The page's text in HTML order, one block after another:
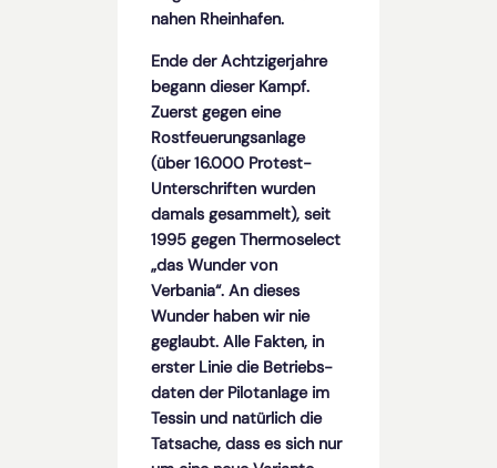
nahen Rheinhafen.
Ende der Achtzigerjahre
begann dieser Kampf.
Zuerst gegen eine
Rostfeuerungs­anlage
(über 16.000 Protest-
Unterschriften wurden
damals gesammelt), seit
1995 gegen Thermoselect
„das Wunder von
Verbania“. An dieses
Wunder haben wir nie
geglaubt. Alle Fakten, in
erster Linie die Betriebs­
daten der Pilotanlage im
Tessin und natürlich die
Tatsache, dass es sich nur